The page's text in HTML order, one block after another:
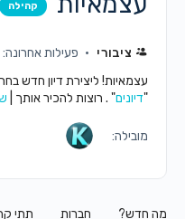
קהילה
ציבורי
פעילות אחרונה: לפני
עצמאיות! ליצירת דיון חדש
דיונים" . רוצות להכיר אותך |
מובילה:
מה חדש? חברות תתי